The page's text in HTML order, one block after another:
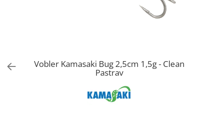
Vobler Kamasaki Bug 2,5cm 1,5g - Clean
Pastrav